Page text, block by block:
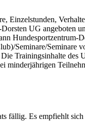
UG angeboten
Seminare/Seminare
Trainingsinhalte
fällig. Es empfiehlt sich